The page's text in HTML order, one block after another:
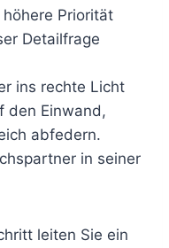
Priorität
Detailfrage
ins rechte Licht
den Einwand,
abfedern.
in seiner
leiten Sie ein